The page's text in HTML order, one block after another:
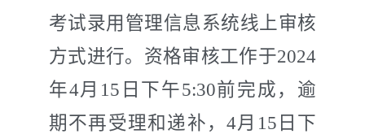
考试录用 管理信息系统线上审核
方式进行。资格审核工作于2024
年4月 15 日下午5:30前完成，逾
期不再受理和递补，4月 15 日下